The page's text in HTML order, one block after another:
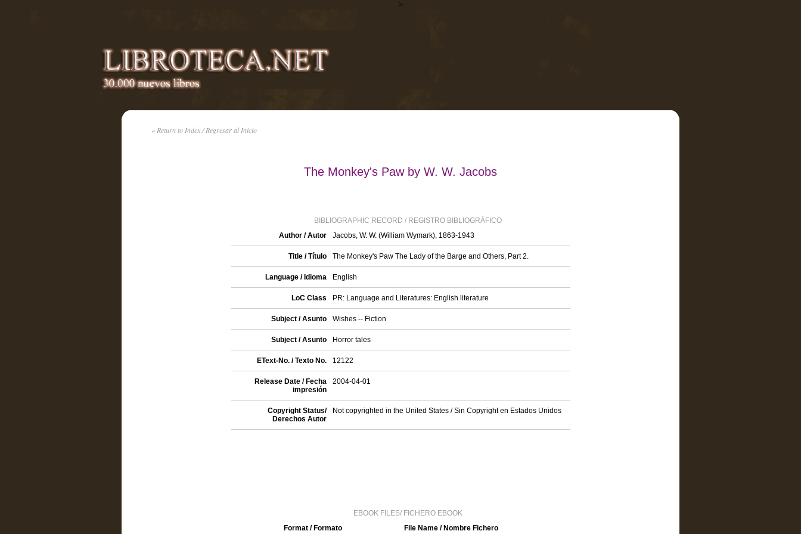
>
« Return to Index / Regresar al Inicio
The Monkey's Paw by W. W. Jacobs
BIBLIOGRAPHIC RECORD / REGISTRO BIBLIOGRÁFICO
Author / Autor
Jacobs, W. W. (William Wymark), 1863-1943
Title / Título The Monkey's Paw The Lady of the Barge and Others, Part 2.
Language / Idioma English
LoC Class PR: Language and Literatures: English literature
Subject / Asunto Wishes -- Fiction
Subject / Asunto Horror tales
EText-No. / Texto No. 12122
Release Date / Fecha
impresión
2004-04-01
Copyright Status/
Derechos Autor
Not copyrighted in the United States / Sin Copyright en Estados Unidos
EBOOK FILES/ FICHERO EBOOK
Format / Formato
File Name / Nombre Fichero